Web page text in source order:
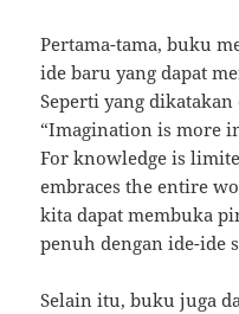
Pertama-tama, buku
ide baru yang dapat
Seperti yang
“Imagination is more
For knowledge is
embraces the entire
kita dapat membuka
penuh dengan ide-ide
Selain itu, buku juga